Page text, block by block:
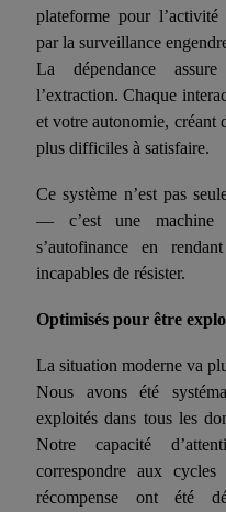
plateforme pour
par la surveillance
La dépendance
l’extraction. Chaque
et votre autonomie, créant
plus difficiles à satisfaire.
Ce système n’est pas
— c’est une machine
s’autofinance en
incapables de résister.
Optimisés pour être
La situation moderne va
Nous avons été
exploités dans tous les
Notre capacité
correspondre aux
récompense ont été